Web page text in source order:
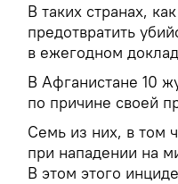
В таких странах,
предотвратить
в ежегодном
В Афганистане 10
по причине своей
Семь из них, в том
при нападении на
В этом этого